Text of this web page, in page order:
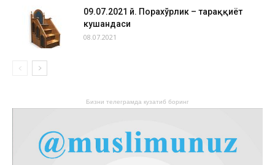
09.07.2021 й. Порахўрлик – тараққиёт
кушандаси
08.07.2021
Бизни телеграмда кузатиб боринг